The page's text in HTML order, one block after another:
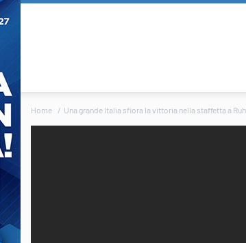
Home Una grande Italia sfiora la vittoria nella staffetta a